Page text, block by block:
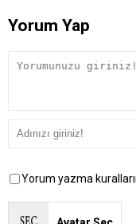
Yorum Yap
Yorum yazma